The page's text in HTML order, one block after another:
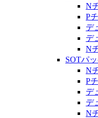
N
P
デ
デ
N
SOTパ
N
P
デ
デ
N